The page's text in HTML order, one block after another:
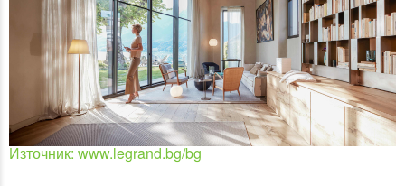
Източник: www.legrand.bg/bg